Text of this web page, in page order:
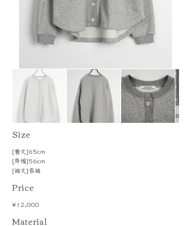
​Size
[着丈]65cm
[身幅]56cm
[袖丈]長袖
Price
¥12,000
​Material